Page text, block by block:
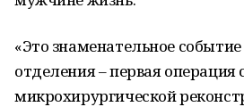
«Это знаменательное
отделения – первая операция
микрохирургической